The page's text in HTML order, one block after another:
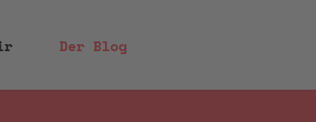
Der Blog